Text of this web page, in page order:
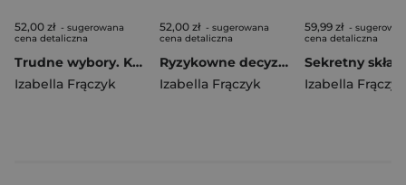
52,00 zł - sugerowana
cena detaliczna
Trudne wybory. Kobiety z odzysku. Tom 2 wyd. 2026
Izabella Frączyk
52,00 zł - sugerowana
cena detaliczna
Ryzykowne decyzje. Kobiety z odzysku. Tom 3 wyd. 2026
Izabella Frączyk
59,99 zł -
cena detaliczna
Izabella Frączyk